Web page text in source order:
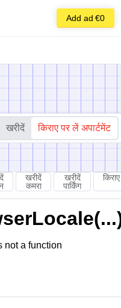
Add ad €0
खरीदें किराए पर लें अपार्टमेंट
खरीदें
कमरा
खरीदें
पार्किंग
not a function